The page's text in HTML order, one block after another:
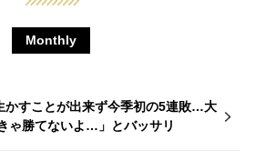
Monthly
かすことが出来ず今季初の5連敗…大
ゃ勝てないよ…」とバッサリ